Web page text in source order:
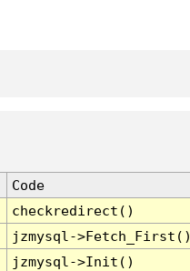
Code
checkredirect()
jzmysql-
jzmysql->Init()